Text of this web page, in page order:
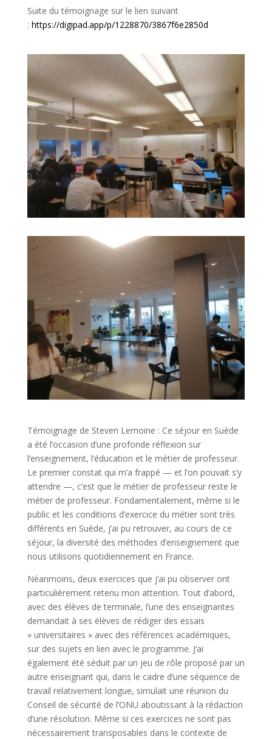
Suite du témoignage sur le lien suivant
: https://digipad.app/p/1228870/3867f6e2850d
Témoignage de Steven Lemoine : Ce séjour en Suède
a été l’occasion d’une profonde réflexion sur
l’enseignement, l’éducation et le métier de professeur.
Le premier constat qui m’a frappé — et l’on pouvait s’y
attendre —, c’est que le métier de professeur reste le
métier de professeur. Fondamentalement, même si le
public et les conditions d’exercice du métier sont très
différents en Suède, j’ai pu retrouver, au cours de ce
séjour, la diversité des méthodes d’enseignement que
nous utilisons quotidiennement en France.
Néanmoins, deux exercices que j’ai pu observer ont
particulièrement retenu mon attention. Tout d’abord,
avec des élèves de terminale, l’une des enseignantes
demandait à ses élèves de rédiger des essais
« universitaires » avec des références académiques,
sur des sujets en lien avec le programme. J’ai
également été séduit par un jeu de rôle proposé par un
autre enseignant qui, dans le cadre d’une séquence de
travail relativement longue, simulait une réunion du
Conseil de sécurité de l’ONU aboutissant à la rédaction
d’une résolution. Même si ces exercices ne sont pas
nécessairement transposables dans le contexte de